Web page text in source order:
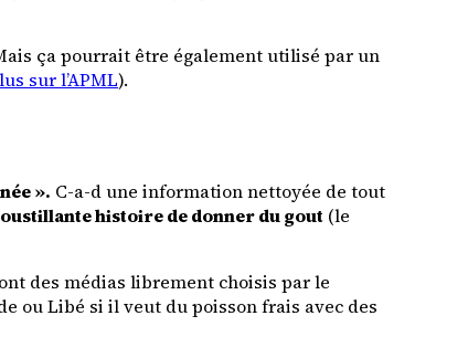
ça pourrait être également utilisé par un
sur l’APML).
». C-a-d une information nettoyée de tout
histoire de donner du gout (le
des médias librement choisis par le
ou Libé si il veut du poisson frais avec des